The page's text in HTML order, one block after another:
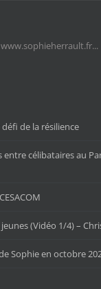
de la résilience
célibataires au
(Vidéo 1/4) –
Sophie en octobre